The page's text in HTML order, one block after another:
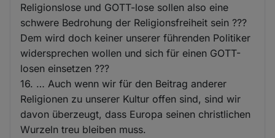
Religionslose und GOTT-lose sollen also eine
schwere Bedrohung der Religionsfreiheit sein ???
Dem wird doch keiner unserer führenden Politiker
widersprechen wollen und sich für einen GOTT-
losen einsetzen ???
16. … Auch wenn wir für den Beitrag anderer
Religionen zu unserer Kultur offen sind, sind wir
davon überzeugt, dass Europa seinen christlichen
Wurzeln treu bleiben muss.